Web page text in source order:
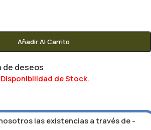
Añadir Al Carrito
de deseos
de Stock.
las existencias a través de -